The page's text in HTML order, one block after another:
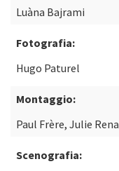
Luàna Bajrami
Fotografia:
Hugo Paturel
Montaggio:
Paul Frère, Julie
Scenografia: